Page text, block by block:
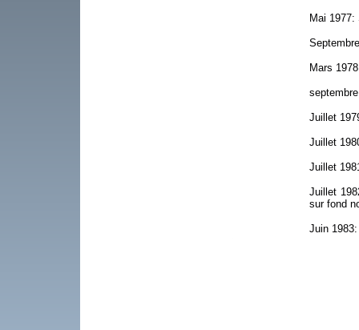
Mai
Mars
Juillet
Juillet
Juillet
Juillet
sur fond
Juin